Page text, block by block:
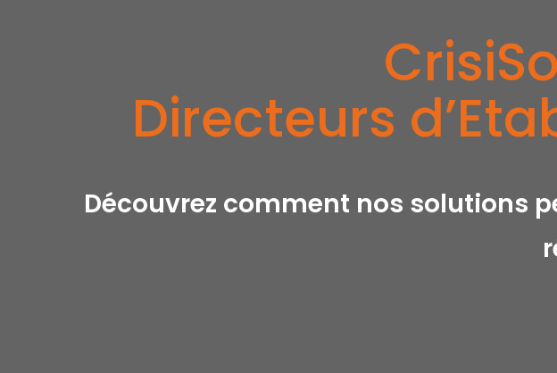
Directeurs
Découvrez comment nos solutions